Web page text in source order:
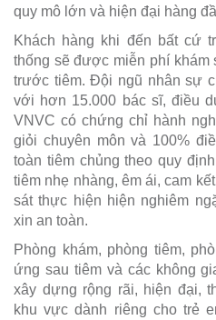
quy mô lớn và hiện đại hàng
Khách hàng khi đến bất cứ
thống sẽ được miễn phí khám
trước tiêm. Đội ngũ nhân sự
với hơn 15.000 bác sĩ, điều
VNVC có chứng chỉ hành
giỏi chuyên môn và 100%
toàn tiêm chủng theo quy
tiêm nhẹ nhàng, êm ái, cam
sát thực hiện hiện nghiêm
xin an toàn.
Phòng khám, phòng tiêm,
ứng sau tiêm và các không
xây dựng rộng rãi, hiện đại,
khu vực dành riêng cho trẻ